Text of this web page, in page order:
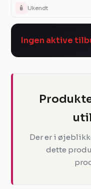
🧴 Ukendt
Ingen aktive
Der er i
dette